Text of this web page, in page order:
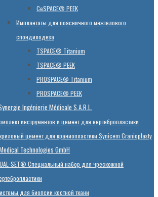
CeSPACE® PEEK
Имплантаты для поясничного межтелового
спондилодеза
TSPACE® Titanium
TSPACE® PEEK
PROSPACE® Titanium
PROSPACE® PEEK
Ingénierie Médicale S.A.R.L.
инструментов и цемент для вертебропластики
цемент для краниопластики Synicem Cranioplasty
Technologies GmbH
SET® Специальный набор для чрескожной
для биопсии костной ткани